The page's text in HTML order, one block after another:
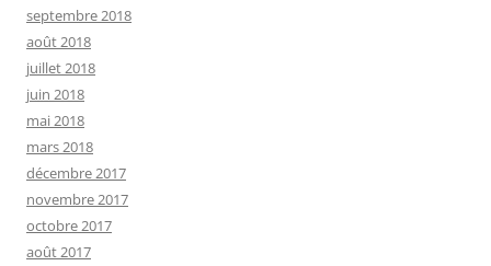
septembre 2018
août 2018
juillet 2018
juin 2018
mai 2018
mars 2018
décembre 2017
novembre 2017
octobre 2017
août 2017